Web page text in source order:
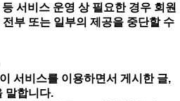
서비스 운영 상 필요한 경우 회원
부 또는 일부의 제공을 중단할 수
서비스를 이용하면서 게시한 글,
말합니다.